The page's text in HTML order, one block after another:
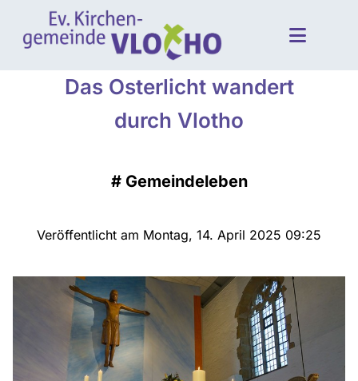
Das Osterlicht wandert
durch Vlotho
# Gemeindeleben
Veröffentlicht am Montag, 14. April 2025 09:25